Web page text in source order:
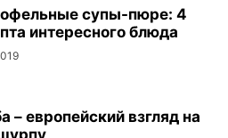
супы-пюре: 4
интересного блюда
– европейский взгляд на